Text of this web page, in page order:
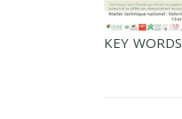
KEY WORDS